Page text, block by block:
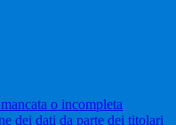
o incompleta
dei dati da parte dei titolari